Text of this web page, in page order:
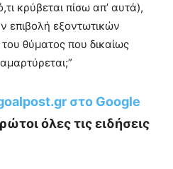
κρύβεται πίσω απ’ αυτά),
επιβολή εξοντωτικών
θύματος που δικαίως
στο Google
όλες τις ειδήσεις